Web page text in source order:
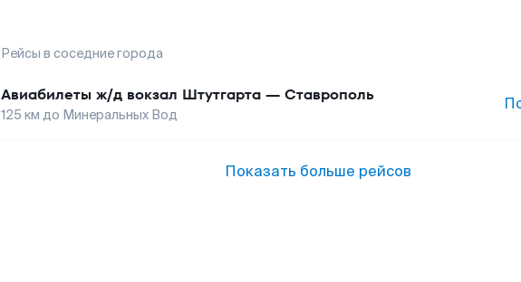
Рейсы в соседние города
Авиабилеты ж/д вокзал Штутгарта — Ставрополь
125 км до Минеральных Вод
Показать больше рейсов